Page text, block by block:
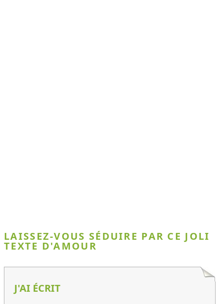
LAISSEZ-VOUS SÉDUIRE PAR CE JOLI
TEXTE D'AMOUR
J'AI ÉCRIT